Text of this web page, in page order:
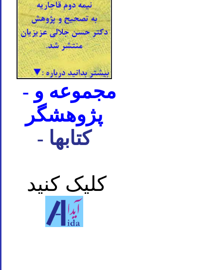
- مجموعه و
پژوهشگر
- کتابها
کلیک کنید